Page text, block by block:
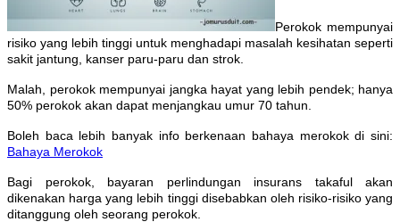
Perokok mempunyai
risiko yang lebih tinggi untuk menghadapi masalah kesihatan seperti
sakit jantung, kanser paru-paru dan strok.
Malah, perokok mempunyai jangka hayat yang lebih pendek; hanya
50% perokok akan dapat menjangkau umur 70 tahun.
Boleh baca lebih banyak info berkenaan bahaya merokok di sini:
Bahaya Merokok
Bagi perokok, bayaran perlindungan insurans takaful akan
dikenakan harga yang lebih tinggi disebabkan oleh risiko-risiko yang
ditanggung oleh seorang perokok.